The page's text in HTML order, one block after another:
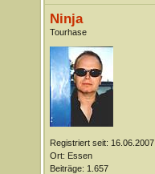
Ninja
Tourhase
Registriert seit: 16.06.2007
Ort: Essen
Beiträge: 1.657